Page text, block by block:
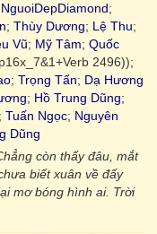
NguoiDepDiamond;
; Thùy Dương; Lệ Thu;
Vũ; Mỹ Tâm; Quốc
2496));
; Trọng Tấn; Dạ Hương
; Hồ Trung Dũng;
; Tuấn Ngọc; Nguyên
Dũng
còn thấy đâu, mắt
biết xuân về đấy
mơ bóng hình ai. Trời